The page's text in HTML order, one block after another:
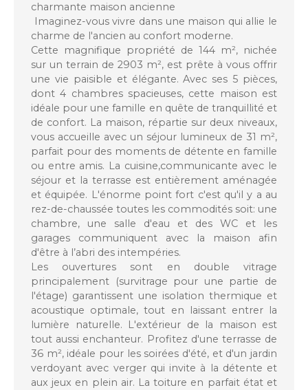
charmante maison ancienne
Imaginez-vous vivre dans une maison qui allie le
charme de l'ancien au confort moderne.
Cette magnifique propriété de 144 m², nichée
sur un terrain de 2903 m², est prête à vous offrir
une vie paisible et élégante. Avec ses 5 pièces,
dont 4 chambres spacieuses, cette maison est
idéale pour une famille en quête de tranquillité et
de confort. La maison, répartie sur deux niveaux,
vous accueille avec un séjour lumineux de 31 m²,
parfait pour des moments de détente en famille
ou entre amis. La cuisine,communicante avec le
séjour et la terrasse est entièrement aménagée
et équipée. L'énorme point fort c'est qu'il y a au
rez-de-chaussée toutes les commodités soit: une
chambre, une salle d'eau et des WC et les
garages communiquent avec la maison afin
d'être à l’abri des intempéries.
Les ouvertures sont en double vitrage
principalement (survitrage pour une partie de
l'étage) garantissent une isolation thermique et
acoustique optimale, tout en laissant entrer la
lumière naturelle. L'extérieur de la maison est
tout aussi enchanteur. Profitez d'une terrasse de
36 m², idéale pour les soirées d'été, et d'un jardin
verdoyant avec verger qui invite à la détente et
aux jeux en plein air. La toiture en parfait état et